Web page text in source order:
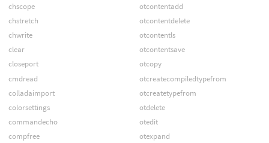
chscope
chstretch
chwrite
clear
closeport
cmdread
colladaimport
colorsettings
commandecho
compfree
otcontentadd
otcontentdelete
otcontentls
otcontentsave
otcopy
otcreatecompiledtypefrom
otcreatetypefrom
otdelete
otedit
otexpand